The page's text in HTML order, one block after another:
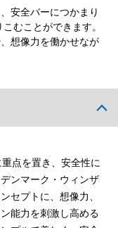
安全バーにつかまり
むことができます。
想像力を働かせなが
点を置き、安全性に
ンマーク・ウィンザ
セプトに、想像力、
能力を刺激し高める